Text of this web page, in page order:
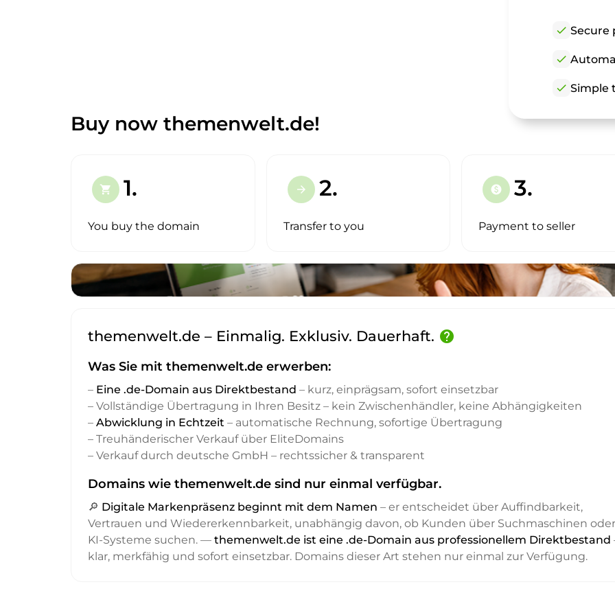
check Secure
check
check Simple
Buy now themenwelt.de!
shopping_cart 1.
You buy the domain
arrow_forward 2.
Transfer to you
paid 3.
Payment to seller
themenwelt.de – Einmalig. Exklusiv. Dauerhaft. help
Was Sie mit themenwelt.de erwerben:
– Eine .de-Domain aus Direktbestand – kurz, einprägsam, sofort einsetzbar
– Vollständige Übertragung in Ihren Besitz – kein Zwischenhändler, keine Abhängigkeiten
– Abwicklung in Echtzeit – automatische Rechnung, sofortige Übertragung
– Treuhänderischer Verkauf über EliteDomains
– Verkauf durch deutsche GmbH – rechtssicher & transparent
Domains wie themenwelt.de sind nur einmal verfügbar.
🔎 Digitale Markenpräsenz beginnt mit dem Namen – er entscheidet über Auffindbarkeit,
Vertrauen und Wiedererkennbarkeit, unabhängig davon, ob Kunden über Suchmaschinen oder
KI-Systeme suchen. — themenwelt.de ist eine .de-Domain aus professionellem Direktbestand
klar, merkfähig und sofort einsetzbar. Domains dieser Art stehen nur einmal zur Verfügung.